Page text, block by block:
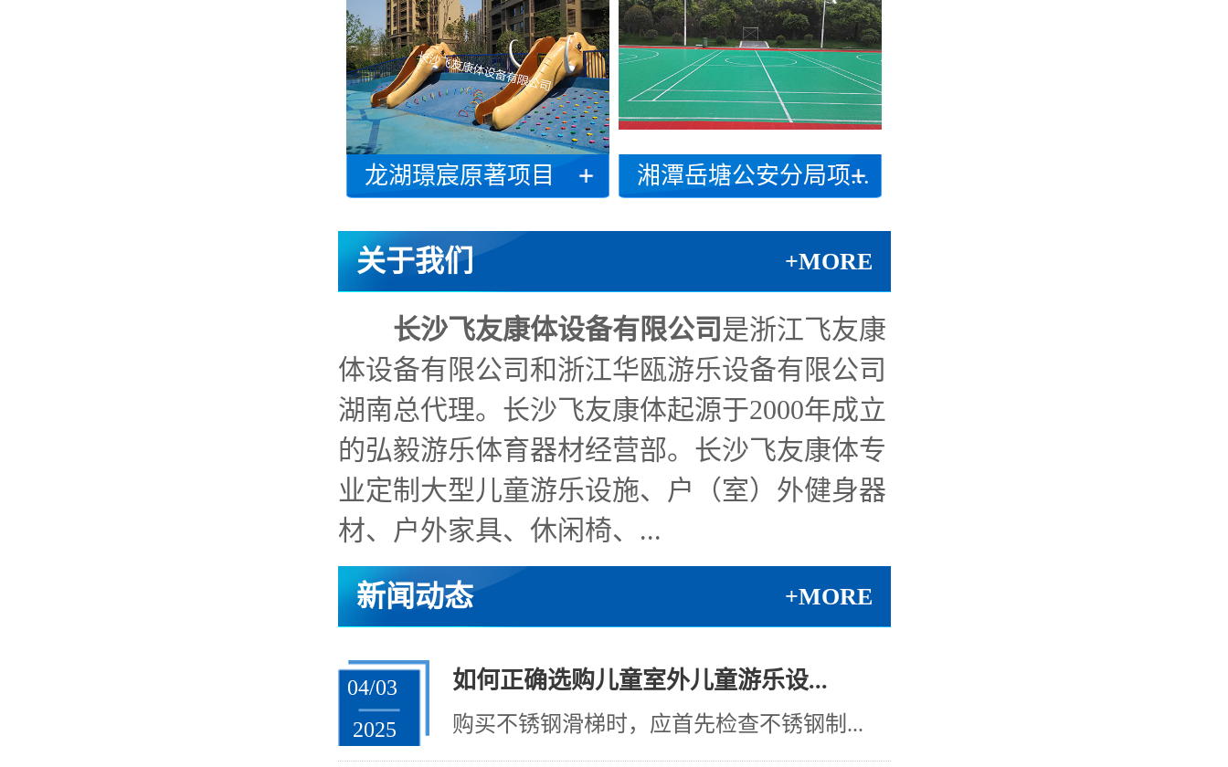
龙湖璟宸原著项目 湘潭岳塘公安分局项...
关于我们 +MORE
长沙飞友康体设备有限公司是浙江飞友康
体设备有限公司和浙江华瓯游乐设备有限公司
湖南总代理。长沙飞友康体起源于2000年成立
的弘毅游乐体育器材经营部。长沙飞友康体专
业定制大型儿童游乐设施、户（室）外健身器
材、户外家具、休闲椅、...
新闻动态 +MORE
04/03
2025
如何正确选购儿童室外儿童游乐设...
购买不锈钢滑梯时，应首先检查不锈钢制...